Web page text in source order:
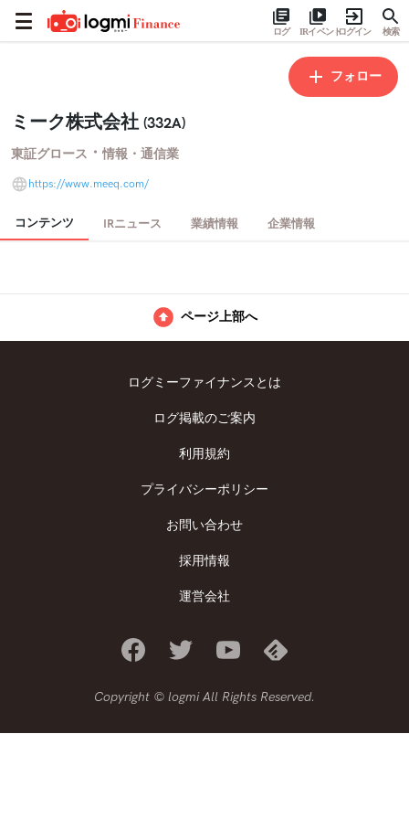
ログ IRイベントログイン 検索
フォロー
ミーク株式会社 (332A)
東証グロース ・ 情報・通信業
https://www.meeq.com/
コンテンツ IRニュース 業績情報 企業情報
ページ上部へ
ログミーファイナンスとは
ログ掲載のご案内
利用規約
プライバシーポリシー
お問い合わせ
採用情報
運営会社
Copyright © logmi All Rights Reserved.